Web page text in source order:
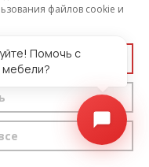
файлов cookie и
Помочь с